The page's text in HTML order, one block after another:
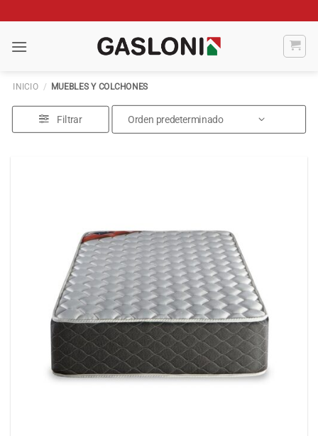
al
contenido
INICIO / MUEBLES Y COLCHONES
Filtrar